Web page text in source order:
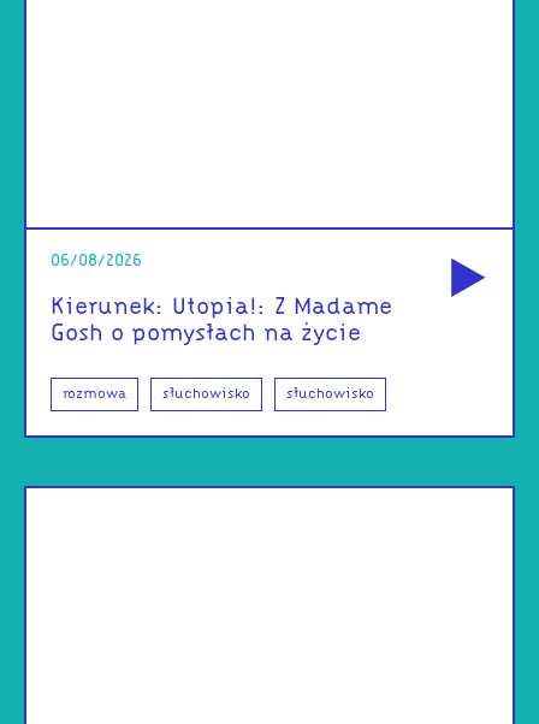
06/08/2026
Kierunek: Utopia!: Z Madame
Gosh o pomysłach na życie
rozmowa słuchowisko słuchowisko